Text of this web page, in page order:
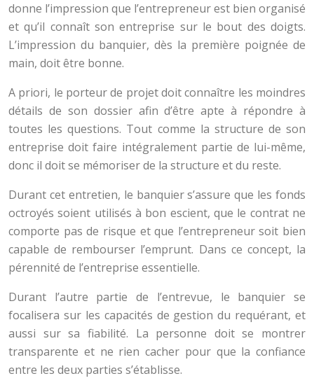
donne l’impression que l’entrepreneur est bien organisé
et qu’il connaît son entreprise sur le bout des doigts.
L’impression du banquier, dès la première poignée de
main, doit être bonne.
A priori, le porteur de projet doit connaître les moindres
détails de son dossier afin d’être apte à répondre à
toutes les questions. Tout comme la structure de son
entreprise doit faire intégralement partie de lui-même,
donc il doit se mémoriser de la structure et du reste.
Durant cet entretien, le banquier s’assure que les fonds
octroyés soient utilisés à bon escient, que le contrat ne
comporte pas de risque et que l’entrepreneur soit bien
capable de rembourser l’emprunt. Dans ce concept, la
pérennité de l’entreprise essentielle.
Durant l’autre partie de l’entrevue, le banquier se
focalisera sur les capacités de gestion du requérant, et
aussi sur sa fiabilité. La personne doit se montrer
transparente et ne rien cacher pour que la confiance
entre les deux parties s’établisse.